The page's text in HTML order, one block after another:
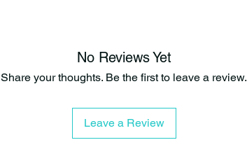
No Reviews Yet
Share your thoughts. Be the first to leave a review.
Leave a Review